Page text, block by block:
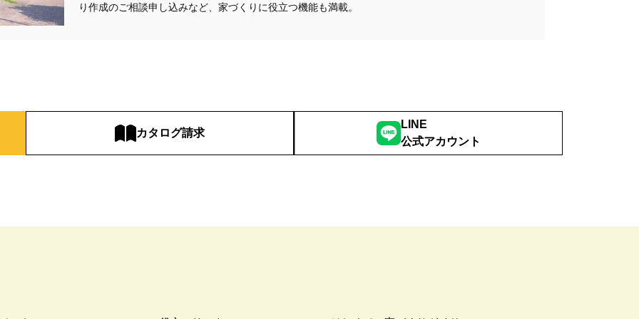
り作成のご相談申し込みなど、家づくりに役立つ機能も満載。
カタログ請求
LINE
公式アカウント